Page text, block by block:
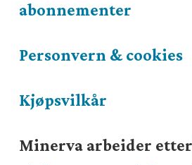
abonnementer
Personvern & cookies
Kjøpsvilkår
Minerva arbeider